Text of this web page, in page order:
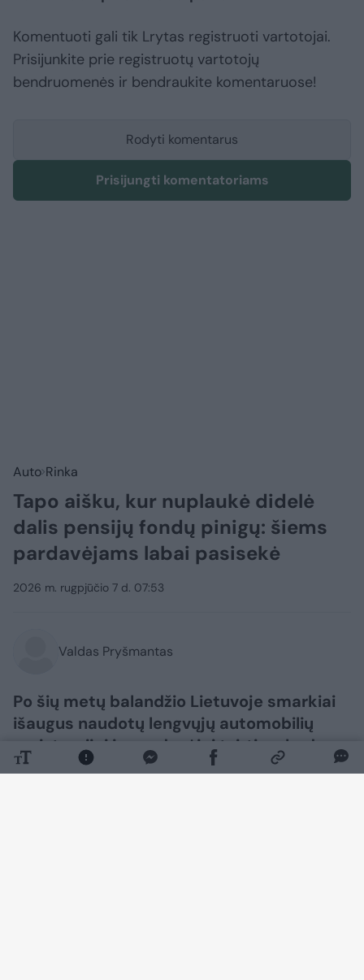
Komentuoti gali tik Lrytas registruoti vartotojai.
Prisijunkite prie registruotų vartotojų
bendruomenės ir bendraukite komentaruose!
Rodyti komentarus
Prisijungti komentatoriams
Auto Rinka
Tapo aišku, kur nuplaukė didelė
dalis pensijų fondų pinigų: šiems
pardavėjams labai pasisekė
2026 m. rugpjūčio 7 d. 07:53
Valdas Pryšmantas
Po šių metų balandžio Lietuvoje smarkiai
išaugus naudotų lengvųjų automobilių
registracijai jų pardavėjai tvirtina, kad
paklausos augimą galėjo lemti ir